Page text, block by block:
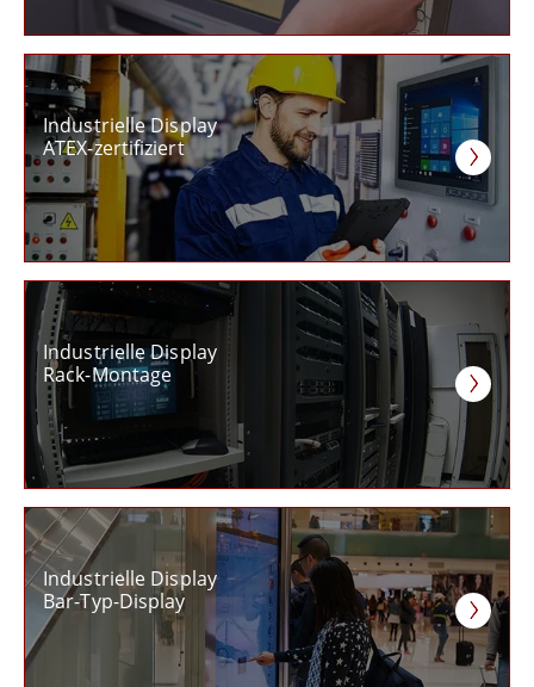
Industrielle Display
ATEX-zertifiziert
Industrielle Display
Rack-Montage
Industrielle Display
Bar-Typ-Display